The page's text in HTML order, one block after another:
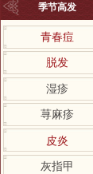
季节高发
青春痘
脱发
湿疹
荨麻疹
皮炎
灰指甲